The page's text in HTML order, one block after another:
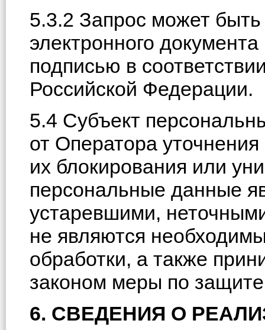
5.3.2 Запрос может
электронного
подписью в
Российской Федерации.
5.4 Субъект
от Оператора
их блокирования или
персональные данные
устаревшими,
не являются
обработки, а также
законом меры по
6. СВЕДЕНИЯ О